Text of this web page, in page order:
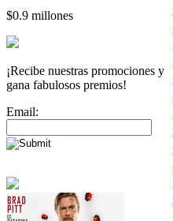
$0.9 millones
¡Recibe nuestras promociones y
gana fabulosos premios!
Email: